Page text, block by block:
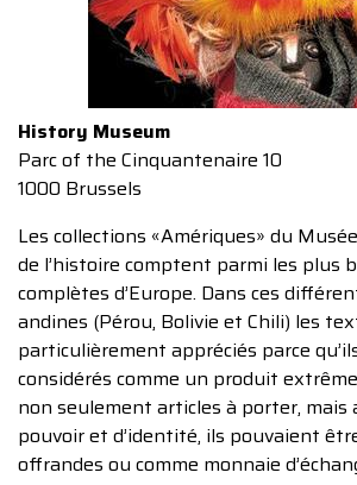
History Museum
Parc of the Cinquantenaire 10
1000 Brussels
Les collections «Amériques» du
de l’histoire comptent parmi les plus
complètes d’Europe. Dans ces
andines (Pérou, Bolivie et Chili) les
particulièrement appréciés parce
considérés comme un produit
non seulement articles à porter, mais
pouvoir et d’identité, ils pouvaient
offrandes ou comme monnaie